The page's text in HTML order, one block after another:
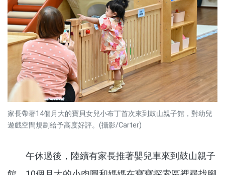
家長帶著14個月大的寶貝女兒小布丁首次來到鼓山親子館，對幼兒
遊戲空間規劃給予高度好評。(攝影/Carter)
午休過後，陸續有家長推著嬰兒車來到鼓山親子